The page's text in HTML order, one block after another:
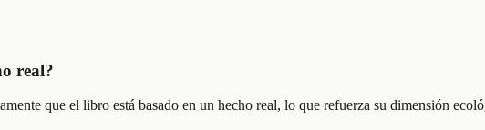
real?
que el libro está basado en un hecho real, lo que refuerza su dimensión